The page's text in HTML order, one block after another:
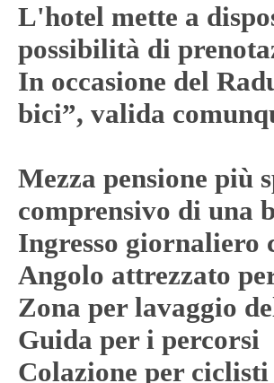
L'hotel mette a
possibilità di
In occasione del
bici”, valida
Mezza pensione
comprensivo di una
Ingresso giornaliero
Angolo attrezzato
Zona per lavaggio
Guida per i percorsi
Colazione per ciclisti